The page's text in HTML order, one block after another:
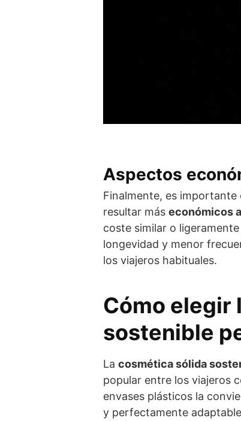
Aspectos
Finalmente, es
resultar más económicos
coste similar o
longevidad y menor
los viajeros habituales.
Cómo elegir
sostenible
La cosmética sólida
popular entre los viajeros
envases plásticos la
y perfectamente